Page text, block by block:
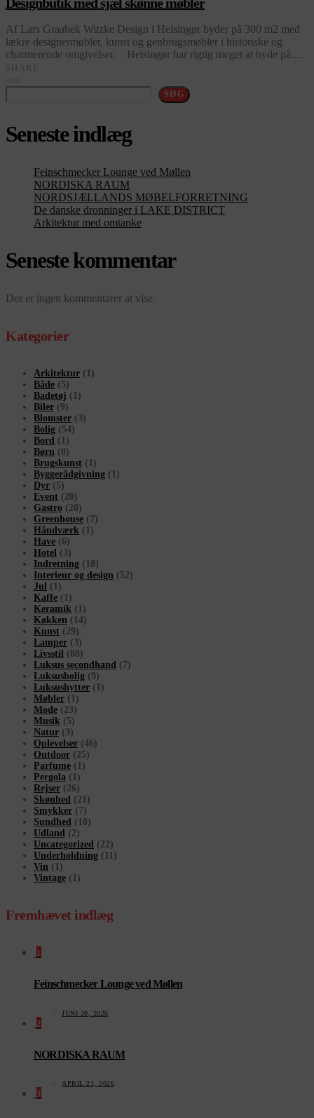
Af Lars Graabek Witzke Design i Helsingør byder på 300 m2 med
lækre designermøbler, kunst og genbrugsmøbler i historiske og
charmerende omgivelser. Helsingør har rigtig meget at byde på.…
SØG
Seneste indlæg
Feinschmecker Lounge ved Møllen
NORDISKA RAUM
NORDSJÆLLANDS MØBELFORRETNING
De danske dronninger i LAKE DISTRICT
Arkitektur med omtanke
Seneste kommentar
Der er ingen kommentarer at vise.
Kategorier
Arkitektur (1)
Både (5)
Badetøj (1)
Biler (9)
Blomster (3)
Bolig (54)
Bord (1)
Børn (8)
Brugskunst (1)
Byggerådgivning (1)
Dyr (5)
Event (20)
Gastro (28)
Greenhouse (7)
Håndværk (1)
Have (6)
Hotel (3)
Indretning (18)
Interieur og design (52)
Jul (1)
Kaffe (1)
Keramik (1)
Køkken (14)
Kunst (29)
Lamper (3)
Livsstil (88)
Luksus secondhand (7)
Luksusbolig (9)
Luksushytter (1)
Møbler (1)
Mode (23)
Musik (5)
Natur (3)
Oplevelser (46)
Outdoor (25)
Parfume (1)
Pergola (1)
Rejser (26)
Skønhed (21)
Smykker (7)
Sundhed (10)
Udland (2)
Uncategorized (22)
Underholdning (11)
Vin (1)
Vintage (1)
Fremhævet indlæg
1
Feinschmecker Lounge ved Møllen
JUNI 20, 2026
2
NORDISKA RAUM
APRIL 21, 2026
3